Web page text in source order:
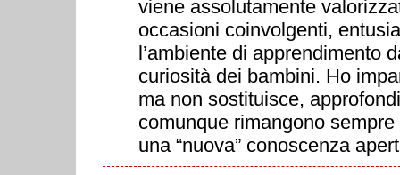
viene assolutamente
occasioni coinvolgenti,
l’ambiente di apprendimento
curiosità dei bambini. Ho
ma non sostituisce,
comunque rimangono
una “nuova” conoscenza